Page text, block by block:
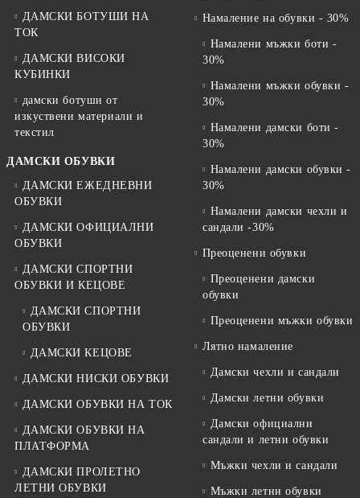
ДАМСКИ БОТУШИ НА
ТОК
ДАМСКИ ВИСОКИ
КУБИНКИ
дамски ботуши от
изкуствени материали и
текстил
ДАМСКИ ОБУВКИ
ДАМСКИ ЕЖЕДНЕВНИ
ОБУВКИ
ДАМСКИ ОФИЦИАЛНИ
ОБУВКИ
ДАМСКИ СПОРТНИ
ОБУВКИ И КЕЦОВЕ
ДАМСКИ СПОРТНИ
ОБУВКИ
ДАМСКИ КЕЦОВЕ
ДАМСКИ НИСКИ ОБУВКИ
ДАМСКИ ОБУВКИ НА ТОК
ДАМСКИ ОБУВКИ НА
ПЛАТФОРМА
ДАМСКИ ПРОЛЕТНО
ЛЕТНИ ОБУВКИ
Намаление на обувки - 30%
Намалени мъжки боти -
30%
Намалени мъжки обувки -
30%
Намалени дамски боти -
30%
Намалени дамски обувки -
30%
Намалени дамски чехли и
сандали -30%
Преоценени обувки
Преоценени дамски
обувки
Преоценени мъжки обувки
Лятно намаление
Дамски чехли и сандали
Дамски летни обувки
Дамски официални
сандали и летни обувки
Мъжки чехли и сандали
Мъжки летни обувки